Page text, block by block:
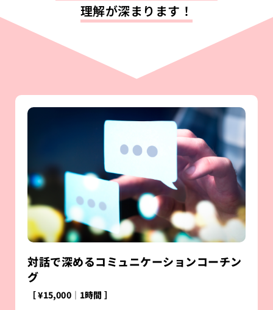
理解が深まります ！
対話で深めるコミュニケーションコーチン
グ
［ ¥15,000│1時間 ］